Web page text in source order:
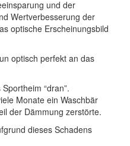
und der
Wertverbesserung der
optische Erscheinungsbild
optisch perfekt an das
“dran”.
Monate ein Waschbär
der Dämmung zerstörte.
dieses Schadens